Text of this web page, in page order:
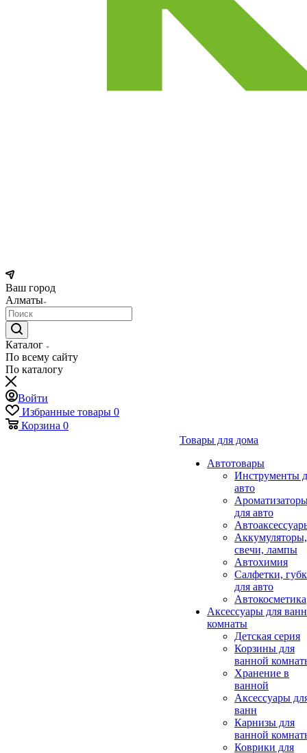
Ваш город
Алматы
Каталог
По всему сайту
По каталогу
Войти
Избранные товары 0
Корзина 0
Товары для дома
Автотовары
Инструменты
авто
для авто
Аккумуляторы,
свечи, лампы
Автохимия
Салфетки,
для авто
Автокосметика
Аксессуары для
комнаты
Детская серия
Корзины для
ванной
Хранение в
ванной
Аксессуары
ванн
Карнизы для
ванной
Коврики для